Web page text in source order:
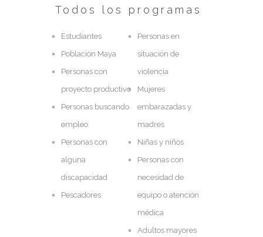
Todos los programas
Estudiantes
Población Maya
Personas con
proyecto productivo
Personas buscando
empleo
Personas con
alguna
discapacidad
Pescadores
Personas en
situación de
violencia
Mujeres
embarazadas y
madres
Niñas y niños
Personas con
necesidad de
equipo o atención
médica
Adultos mayores